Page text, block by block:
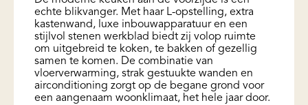
echte blikvanger. Met haar L-opstelling, extra
kastenwand, luxe inbouwapparatuur en een
stijlvol stenen werkblad biedt zij volop ruimte
om uitgebreid te koken, te bakken of gezellig
samen te komen. De combinatie van
vloerverwarming, strak gestuukte wanden en
airconditioning zorgt op de begane grond voor
een aangenaam woonklimaat, het hele jaar door.